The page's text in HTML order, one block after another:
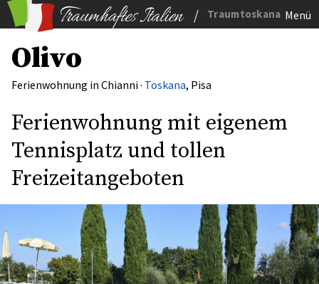
/ Traumtoskana Menü
Olivo
Ferienwohnung in Chianni · Toskana, Pisa
Ferienwohnung mit eigenem
Tennisplatz und tollen
Freizeitangeboten